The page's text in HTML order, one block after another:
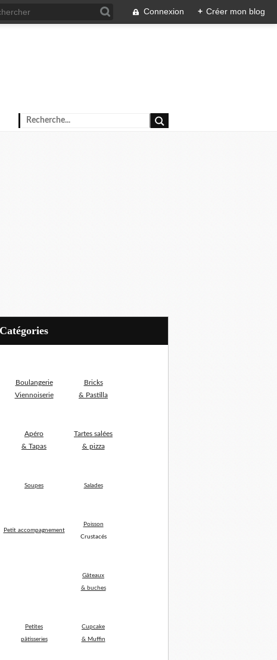
Connexion + Créer mon blog
Catégories
Boulangerie
Viennoiserie
Bricks
& Pastilla
Apéro
& Tapas
Tartes salées
& pizza
Soupes Salades
Petit accompagnement
Poisson
Crustacés
Gâteaux
& buches
Petites
pâtisseries
Cupcake
& Muffin